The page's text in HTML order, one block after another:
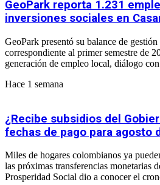
GeoPark reporta 1.231
inversiones sociales en
GeoPark presentó su balance de gestión
correspondiente al primer semestre de
generación de empleo local, diálogo
Hace 1 semana
¿Recibe subsidios del
fechas de pago para agosto
Miles de hogares colombianos ya
las próximas transferencias monetarias
Prosperidad Social dio a conocer el